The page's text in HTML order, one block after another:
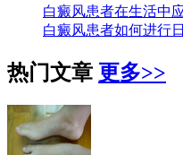
白癜风患者在生活中
白癜风患者如何进行
热门文章 更多>>